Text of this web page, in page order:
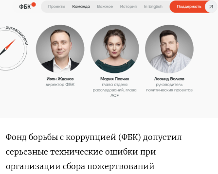
Фонд борьбы с коррупцией (ФБК) допустил
серьезные технические ошибки при
организации сбора пожертвований